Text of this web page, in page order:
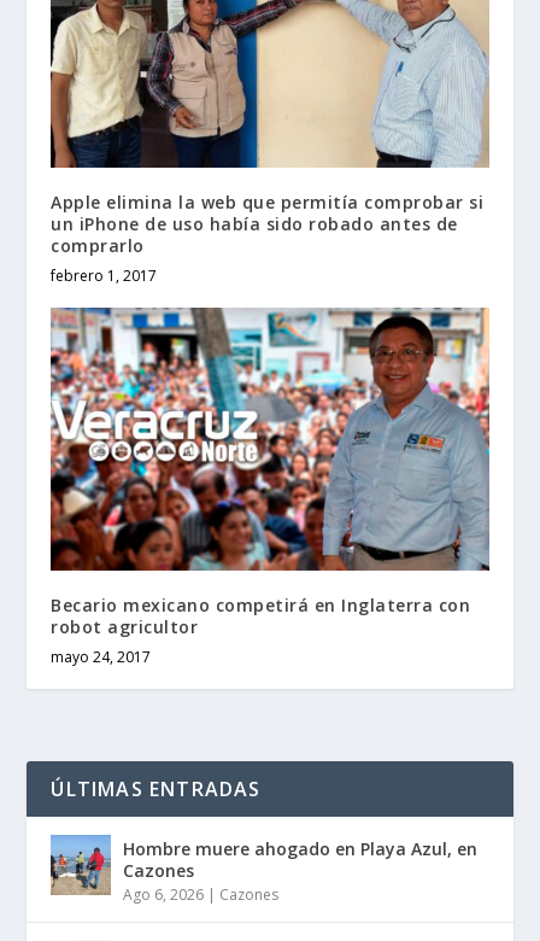
Apple elimina la web que permitía comprobar si
un iPhone de uso había sido robado antes de
comprarlo
febrero 1, 2017
Becario mexicano competirá en Inglaterra con
robot agricultor
mayo 24, 2017
ÚLTIMAS ENTRADAS
Hombre muere ahogado en Playa Azul, en
Cazones
Ago 6, 2026 | Cazones